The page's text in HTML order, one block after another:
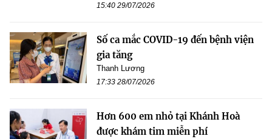
15:40 29/07/2026
Số ca mắc COVID-19 đến bệnh viện
gia tăng
Thanh Lương
17:33 28/07/2026
Hơn 600 em nhỏ tại Khánh Hoà
được khám tim miễn phí